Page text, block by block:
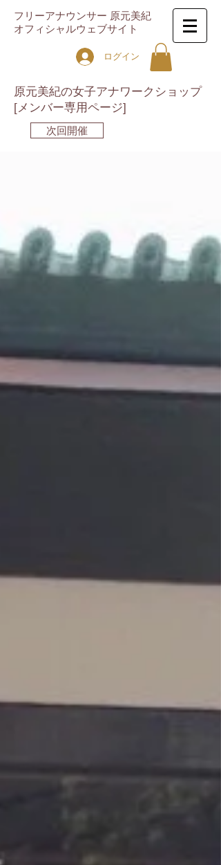
フリーアナウンサー 原元美紀
オフィシャルウェブサイト
ログイン
原元美紀の女子アナワークショップ
[メンバー専用ページ]
次回開催